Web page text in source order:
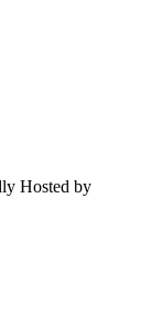
Hosted by